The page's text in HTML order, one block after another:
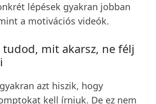
lépések gyakran jobban
a motivációs videók.
tudod, mit akarsz, ne félj
azt hiszik, hogy
kell írniuk. De ez nem